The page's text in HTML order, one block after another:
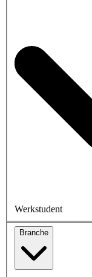
Werkstudent
Branche